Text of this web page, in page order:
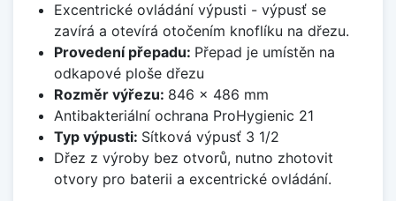
Excentrické ovládání výpusti - výpusť se
zavírá a otevírá otočením knoflíku na dřezu.
Provedení přepadu: Přepad je umístěn na
odkapové ploše dřezu
Rozměr výřezu: 846 x 486 mm
Antibakteriální ochrana ProHygienic 21
Typ výpusti: Sítková výpusť 3 1/2
Dřez z výroby bez otvorů, nutno zhotovit
otvory pro baterii a excentrické ovládání.